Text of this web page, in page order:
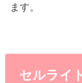
ます。
セルライ